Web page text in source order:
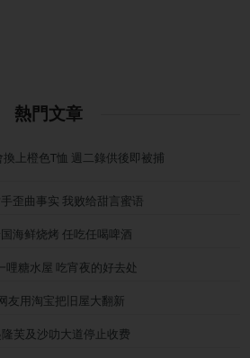
熱門文章
上橙色T恤 週二錄供後即被捕
歪曲事实 我败给甜言蜜语
海鲜烧烤 任吃任喝啤酒
哩糖水屋 吃宵夜的好去处
友用淘宝把旧屋大翻新
芙及沙叻大道停止收费